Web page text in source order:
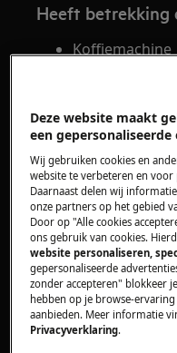
Heeft betrekking
Koffiemachine
Bij installatie en het
ingebouwde
stoompijpje te
Het apparaat
stoompijpje”.
Breng het
het mondstuk
Let op!
Bij het
Deze website maakt
een
Wij gebruiken cookies en
website te verbeteren en
Daarnaast delen wij
onze partners op het gebied
Door op "Alle cookies
ons gebruik van cookies.
website personaliseren,
gepersonaliseerde
zonder accepteren" blokkeer
hebben op je browse-
aanbieden. Meer informatie
Privacyverklaring.